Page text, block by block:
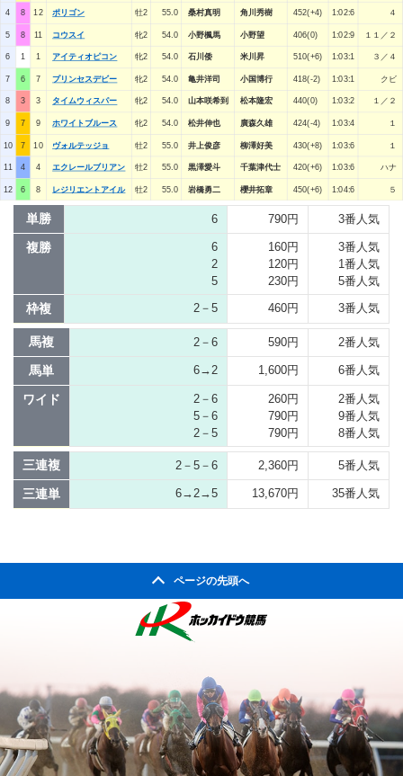
4 8 12 ポリゴン 牡2 55.0 桑村真明 角川秀樹 452(+4) 1:02:6 ４
5 8 11 コウスイ 牝2 54.0 小野楓馬 小野望 406(0) 1:02:9 １１／２
6 1 1 アイティオピコン 牝2 54.0 石川倭 米川昇 510(+6) 1:03:1 ３／４
7 6 7 プリンセスデビー 牝2 54.0 亀井洋司 小国博行 418(-2) 1:03:1 クビ
8 3 3 タイムウィスパー 牝2 54.0 山本咲希到 松本隆宏 440(0) 1:03:2 １／２
9 7 9 ホワイトブルース 牝2 54.0 松井伸也 廣森久雄 424(-4) 1:03:4 １
10 7 10 ヴォルテッジョ 牡2 55.0 井上俊彦 柳澤好美 430(+8) 1:03:6 １
11 4 4 エクレールブリアン 牡2 55.0 黒澤愛斗 千葉津代士 420(+6) 1:03:6 ハナ
12 6 8 レジリエントアイル 牡2 55.0 岩橋勇二 櫻井拓章 450(+6) 1:04:6 ５
単勝 6 790円 3番人気
複勝
6
2
5
160円
120円
230円
3番人気
1番人気
5番人気
枠複 2－5 460円 3番人気
馬複 2－6 590円 2番人気
馬単 6→2 1,600円 6番人気
ワイド
2－6
5－6
2－5
260円
790円
790円
2番人気
9番人気
8番人気
三連複 2－5－6 2,360円 5番人気
三連単 6→2→5 13,670円 35番人気
ページの先頭へ